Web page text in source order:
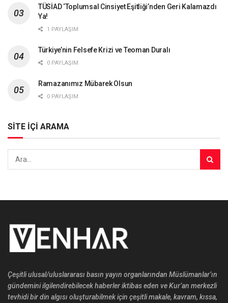
TÜSİAD ‘Toplumsal Cinsiyet Eşitliği’nden Geri Kalamazdı
Ya!
1 PAYLAŞIM
Türkiye’nin Felsefe Krizi ve Teoman Duralı
0 PAYLAŞIM
Ramazanımız Mübarek Olsun
0 PAYLAŞIM
SİTE İÇİ ARAMA
Çeşitli ulusal/uluslararası basın yayın organlarından Müslümanlar’ın
gündemini ilgilendirebilecek haberler iktibas eden ve Kur’an merkezli
tevhidi bir din algısı oluşturabilmek için çeşitli makale, kavram, kıssa,